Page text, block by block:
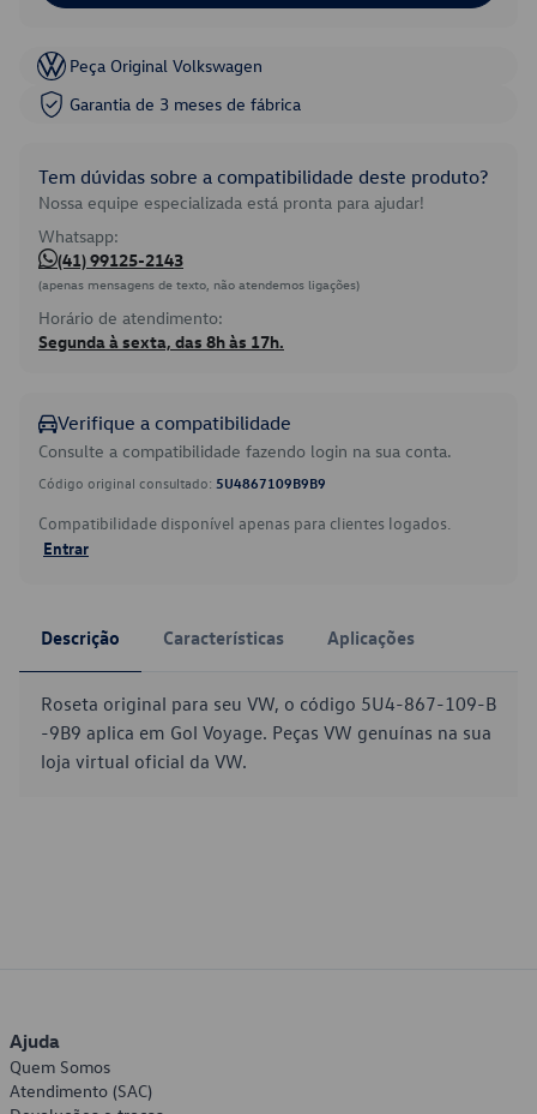
Peça Original Volkswagen
Garantia de 3 meses de fábrica
Tem dúvidas sobre a compatibilidade deste produto?
Nossa equipe especializada está pronta para ajudar!
Whatsapp:
(41) 99125-2143
(apenas mensagens de texto, não atendemos ligações)
Horário de atendimento:
Segunda à sexta, das 8h às 17h.
Verifique a compatibilidade
Consulte a compatibilidade fazendo login na sua conta.
Código original consultado: 5U4867109B9B9
Compatibilidade disponível apenas para clientes logados.
Entrar
Descrição Características Aplicações
Roseta original para seu VW, o código 5U4-867-109-B
-9B9 aplica em Gol Voyage. Peças VW genuínas na sua
loja virtual oficial da VW.
Ajuda
Quem Somos
Atendimento (SAC)